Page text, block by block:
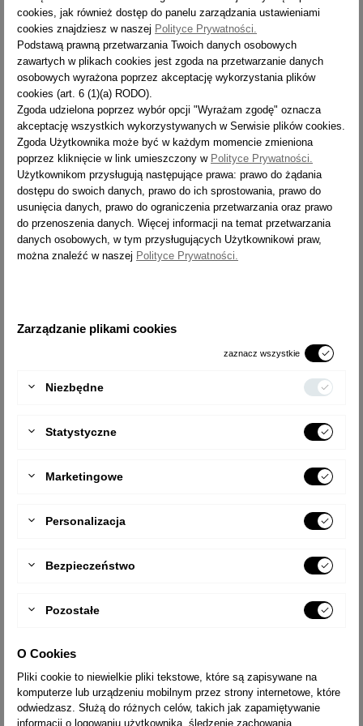
TYP
STABILIZATOR SZER. [MM]
LICZBA STOPNI 2x4
ZASIĘG PRACY [M] 2,8
CIĘŻAR [KG] 26,75
WYSYŁKA 14 dni
TYP
STABILIZATOR SZER. [MM] 900
LICZBA STOPNI
WYSYŁKA
97306
STABILIZATOR SZER. [MM] 1100
ZASIĘG PRACY [M] 3,3
97307
1300
ZASIĘG PRACY [M] 3,5
WYSYŁKA
TYP 97308
STABILIZATOR SZER. [MM]
cookies, jak również dostęp do panelu zarządzania ustawieniami
cookies znajdziesz w naszej Polityce Prywatności.
Podstawą prawną przetwarzania Twoich danych osobowych
zawartych w plikach cookies jest zgoda na przetwarzanie danych
osobowych wyrażona poprzez akceptację wykorzystania plików
cookies (art. 6 (1)(a) RODO).
Zgoda udzielona poprzez wybór opcji "Wyrażam zgodę" oznacza
akceptację wszystkich wykorzystywanych w Serwisie plików cookies.
Zgoda Użytkownika może być w każdym momencie zmieniona
poprzez kliknięcie w link umieszczony w Polityce Prywatności.
Użytkownikom przysługują następujące prawa: prawo do żądania
dostępu do swoich danych, prawo do ich sprostowania, prawo do
usunięcia danych, prawo do ograniczenia przetwarzania oraz prawo
do przenoszenia danych. Więcej informacji na temat przetwarzania
danych osobowych, w tym przysługujących Użytkownikowi praw,
można znaleźć w naszej Polityce Prywatności.
Zarządzanie plikami cookies
zaznacz wszystkie
Niezbędne
Statystyczne
Marketingowe
Personalizacja
Bezpieczeństwo
Pozostałe
O Cookies
Pliki cookie to niewielkie pliki tekstowe, które są zapisywane na
komputerze lub urządzeniu mobilnym przez strony internetowe, które
odwiedzasz. Służą do różnych celów, takich jak zapamiętywanie
informacji o logowaniu użytkownika, śledzenie zachowania